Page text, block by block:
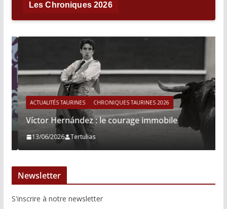
Les Chroniques 2026
ACTUALITÉS TAURINES CHRONIQUES TAURINES 2026
Víctor Hernández : le courage immobile
13/06/2026 Tertulias
Newsletter
S'inscrire à notre newsletter